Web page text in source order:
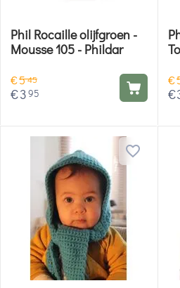
Phil Rocaille olijfgroen -
Mousse 105 - Phildar
€545
€395
€
€